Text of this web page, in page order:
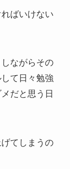
ばいけない
ながらその
て日々勉強
だと思う日
てしまうの